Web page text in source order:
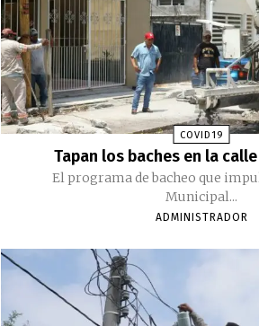
COVID19
Tapan los baches en la
El programa de bacheo que
Municipal...
ADMINISTRADOR